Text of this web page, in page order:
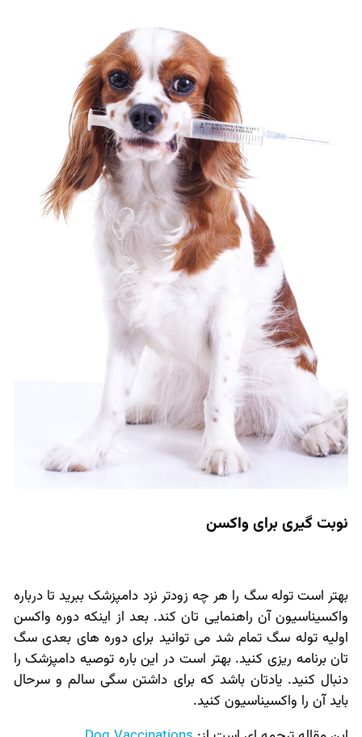
نوبت گیری برای واکسن
بهتر است توله سگ را هر چه زودتر نزد دامپزشک ببرید تا درباره
واکسیناسیون آن راهنمایی تان کند. بعد از اینکه دوره واکسن
اولیه توله سگ تمام شد می توانید برای دوره های بعدی سگ
تان برنامه ریزی کنید. بهتر است در این باره توصیه دامپزشک را
دنبال کنید. یادتان باشد که برای داشتن سگی سالم و سرحال
باید آن را واکسیناسیون کنید.